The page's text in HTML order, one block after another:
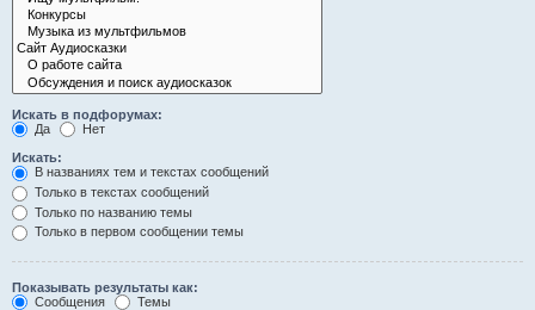
Искать в подфорумах:
Да
Нет
Искать:
В названиях тем и текстах сообщений
Только в текстах сообщений
Только по названию темы
Только в первом сообщении темы
Показывать результаты как:
Сообщения
Темы